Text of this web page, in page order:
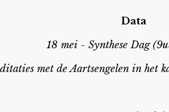
Data
18 mei - Synthese Dag
met de Aartsengelen in het